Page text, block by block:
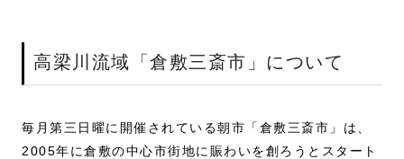
高梁川流域「倉敷三斎市」について
毎月第三日曜に開催されている朝市「倉敷三斎市」は、
2005年に倉敷の中心市街地に賑わいを創ろうとスタート